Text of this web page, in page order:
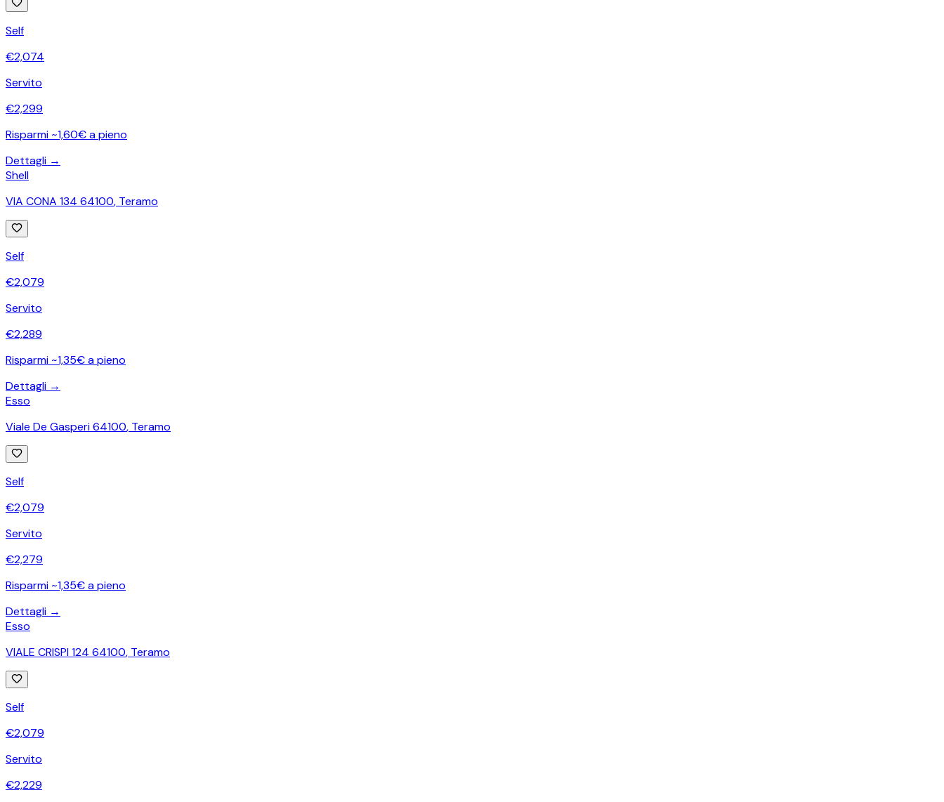
Self
€2,074
Servito
€2,299
Risparmi ~1,60€ a pieno
Dettagli →
Shell
VIA CONA 134 64100, Teramo
Self
€2,079
Servito
€2,289
Risparmi ~1,35€ a pieno
Dettagli →
Esso
Viale De Gasperi 64100, Teramo
Self
€2,079
Servito
€2,279
Risparmi ~1,35€ a pieno
Dettagli →
Esso
VIALE CRISPI 124 64100, Teramo
Self
€2,079
Servito
€2,229